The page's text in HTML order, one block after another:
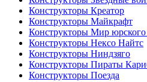
Конструкторы Креатор
Конструкторы Майкрафт
Конструкторы Мир юрского
Конструкторы Нексо Найтс
Конструкторы Ниндзяго
Конструкторы Пираты
Конструкторы Поезда